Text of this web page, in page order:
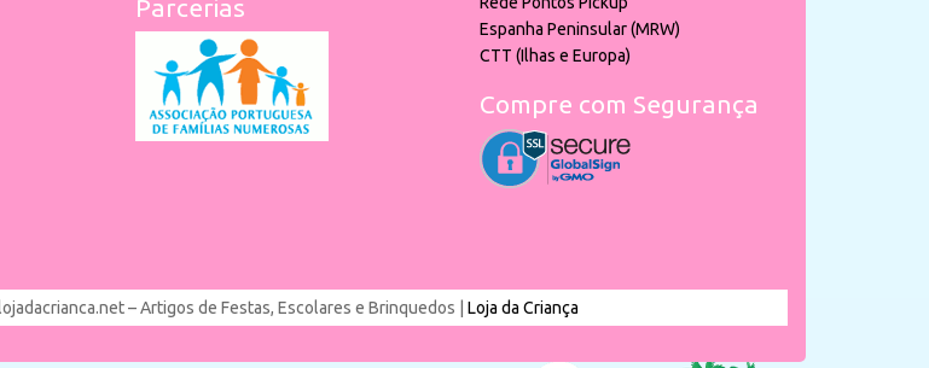
Parcerias
Espanha Peninsular (MRW)
CTT (Ilhas e Europa)
Compre com Segurança
– Artigos de Festas, Escolares e Brinquedos | Loja da Criança